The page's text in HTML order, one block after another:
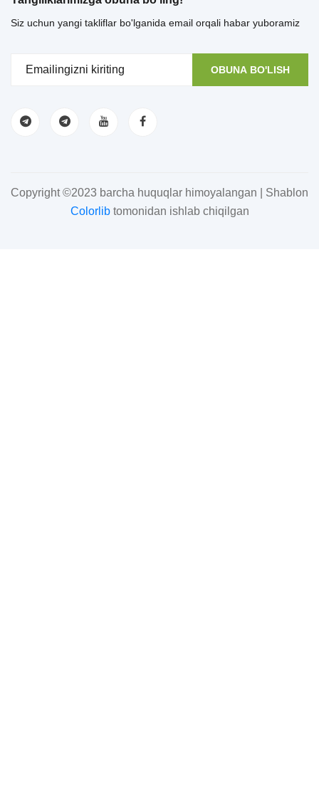
Siz uchun yangi takliflar bo'lganida email orqali habar yuboramiz
OBUNA BO'LISH
Copyright ©2023 barcha huquqlar himoyalangan | Shablon
Colorlibtomonidan ishlab chiqilgan